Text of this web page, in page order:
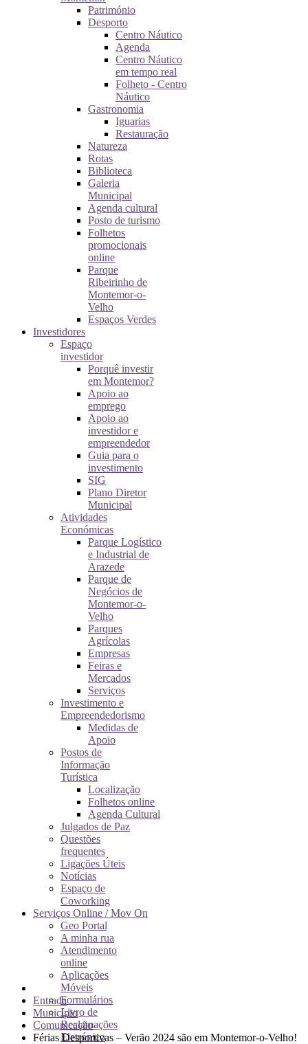
Património
Desporto
Centro Náutico
Agenda
Centro Náutico
em tempo real
Folheto - Centro
Náutico
Gastronomia
Iguarias
Restauração
Natureza
Rotas
Biblioteca
Galeria
Municipal
Agenda cultural
Posto de turismo
Folhetos
promocionais
online
Parque
Ribeirinho de
Montemor-o-
Velho
Espaços Verdes
Investidores
Espaço
investidor
Porquê investir
em Montemor?
Apoio ao
emprego
Apoio ao
investidor e
empreendedor
Guia para o
investimento
SIG
Plano Diretor
Municipal
Atividades
Económicas
Parque Logístico
e Industrial de
Arazede
Parque de
Negócios de
Montemor-o-
Velho
Parques
Agrícolas
Empresas
Feiras e
Mercados
Serviços
Investimento e
Empreendedorismo
Medidas de
Apoio
Postos de
Informação
Turística
Localização
Folhetos online
Agenda Cultural
Julgados de Paz
Questões
frequentes
Ligações Úteis
Notícias
Espaço de
Coworking
Serviços Online / Mov On
Geo Portal
A minha rua
Atendimento
online
Aplicações
Móveis
Formulários
Livro de
Reclamações
Eletrónico
Entrada
Município
Comunicação
Férias Desportivas – Verão 2024 são em Montemor-o-Velho!